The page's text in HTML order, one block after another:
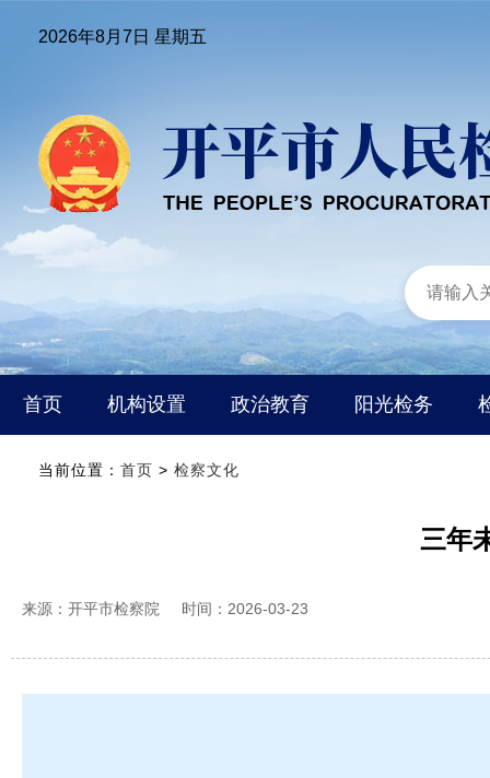
2026年8月7日 星期五
首页 机构设置 政治教育 阳光检务
当前位置： 首页 > 检察文化
三年
来源：开平市检察院 时间：2026-03-23